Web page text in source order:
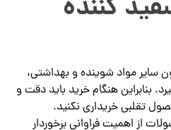
کننده
مواد شوینده و بهداشتی،
بنابراین هنگام خرید باید دقت و
تقلبی خریداری نکنید.
از اهمیت فراوانی برخوردار